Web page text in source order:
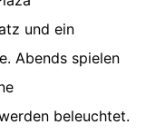
und ein
Abends spielen
beleuchtet.